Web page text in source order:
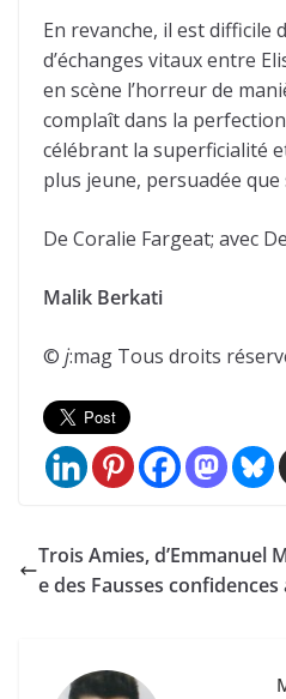
En revanche, il est
d’échanges vitaux entre
en scène l’horreur de
complaît dans la
célébrant la superficialité
plus jeune, persuadée
De Coralie Fargeat; avec
Malik Berkati
© j:mag Tous droits
Trois Amies, d’Emmanuel
e des Fausses